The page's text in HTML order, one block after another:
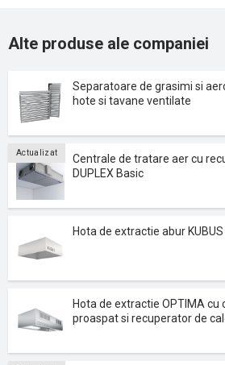
Alte produse ale companiei
Separatoare de grasimi si
hote si tavane ventilate
Actualizat
Centrale de tratare aer cu
DUPLEX Basic
Hota de extractie abur KUBUS
Hota de extractie OPTIMA
proaspat si recuperator de